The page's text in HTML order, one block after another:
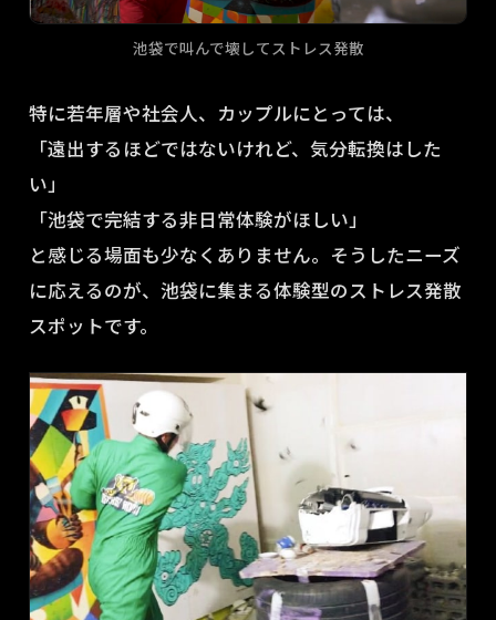
池袋で叫んで壊してストレス発散
特に若年層や社会人、カップルにとっては、
「遠出するほどではないけれど、気分転換はした
い」
「池袋で完結する非日常体験がほしい」
と感じる場面も少なくありません。そうしたニーズ
に応えるのが、池袋に集まる体験型のストレス発散
スポットです。